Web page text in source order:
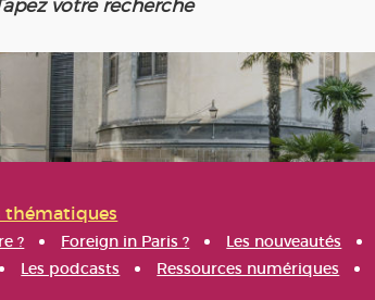
thématiques
? Foreign in Paris ? Les nouveautés
Les podcasts Ressources numériques